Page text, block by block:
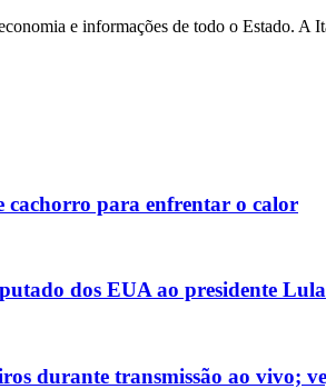
e informações de todo o Estado. A
cachorro para enfrentar o calor
dos EUA ao presidente Lula
durante transmissão ao vivo;